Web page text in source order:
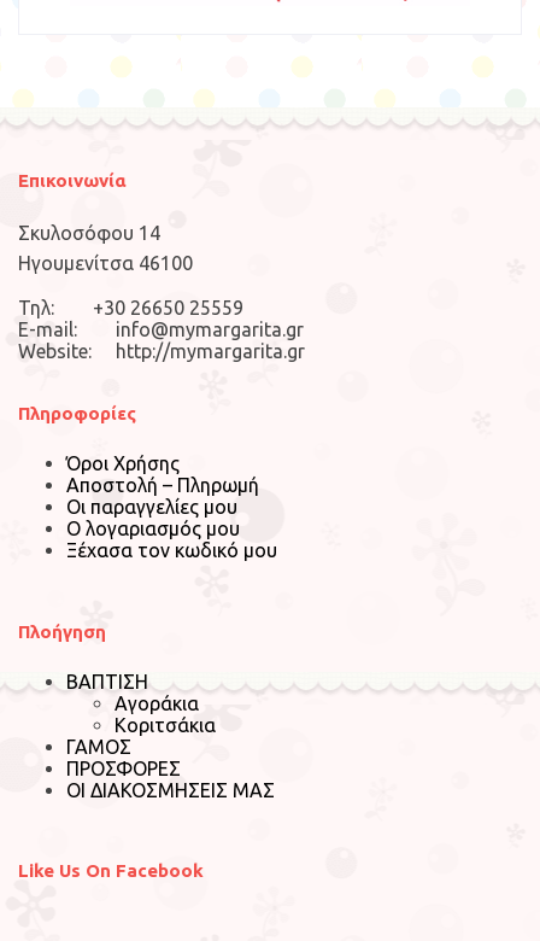
Επικοινωνία
Σκυλοσόφου 14
Ηγουμενίτσα 46100
Τηλ: +30 26650 25559
E-mail: info@mymargarita.gr
Website: http://mymargarita.gr
Πληροφορίες
Όροι Χρήσης
Αποστολή – Πληρωμή
Οι παραγγελίες μου
Ο λογαριασμός μου
Ξέχασα τον κωδικό μου
Πλοήγηση
ΒΑΠΤΙΣΗ
Αγοράκια
Κοριτσάκια
ΓΑΜΟΣ
ΠΡΟΣΦΟΡΕΣ
ΟΙ ΔΙΑΚΟΣΜΗΣΕΙΣ ΜΑΣ
Like Us On Facebook